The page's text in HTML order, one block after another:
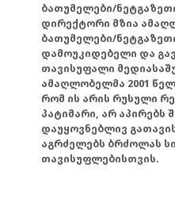
ბათუმელები/
დირექტორი მზია
ბათუმელები/
დამოუკიდებელი და
თავისუფალი
ამაღლობელმა 2001
რომ ის არის რუსული
პატიმარი, არ აპირებს
დაუყოვნებლივ
აგრძელებს ბრძოლას
თავისუფლებისთვის.